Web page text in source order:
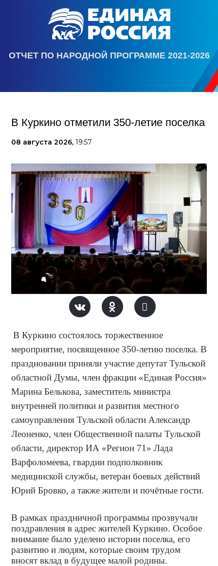
ОТЧЕТ ПО НАРОДНОЙ ПРОГРАММЕ 2021-2026
В Куркино отметили 350-летие поселка
08 августа 2026, 19:57
В Куркино состоялось торжественное
мероприятие, посвященное 350-летию поселка. В
праздновании приняли участие депутат Тульской
областной Думы, член фракции «Единая Россия»
Марина Белькова, заместитель министра
внутренней политики и развития местного
самоуправления Тульской области Александр
Леоненко, член Общественной палаты Тульской
области, директор ИА «Регион 71» Лада
Варфоломеева, гвардии подполковник
медицинской службы, ветеран боевых действий
Юрий Бровко, а также жители и почётные гости.
В рамках праздничной программы прозвучали
поздравления в адрес жителей Куркино. Особое
внимание было уделено истории поселка, его
развитию и людям, которые своим трудом
вносят вклад в будущее малой родины.